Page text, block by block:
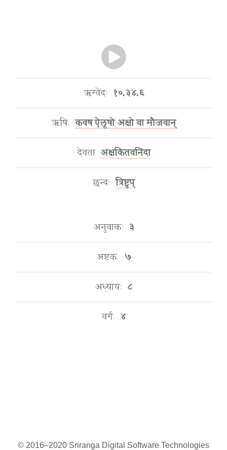
ऋग्वेदः १०.३४.६
ऋषिः कवष ऐलूषो अक्षो वा मौजवान्
देवता अक्षकितवनिंदा
छन्दः त्रिष्टुप्
अनुवाकः ३
अष्टकः ७
अध्यायः ८
वर्गः ४
© 2016–2020 Sriranga Digital Software Technologies